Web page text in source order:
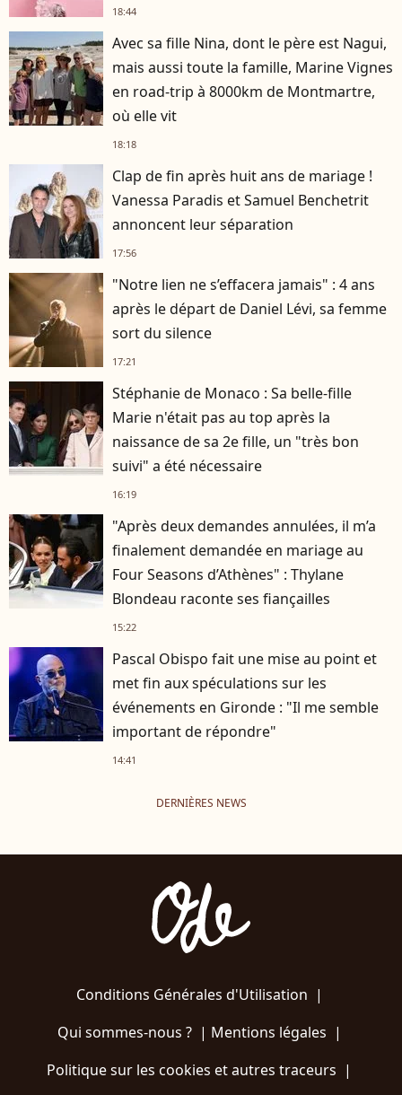
18:44
Avec sa fille Nina, dont le père est Nagui,
mais aussi toute la famille, Marine Vignes
en road-trip à 8000km de Montmartre,
où elle vit
18:18
Clap de fin après huit ans de mariage !
Vanessa Paradis et Samuel Benchetrit
annoncent leur séparation
17:56
"Notre lien ne s’effacera jamais" : 4 ans
après le départ de Daniel Lévi, sa femme
sort du silence
17:21
Stéphanie de Monaco : Sa belle-fille
Marie n'était pas au top après la
naissance de sa 2e fille, un "très bon
suivi" a été nécessaire
16:19
"Après deux demandes annulées, il m’a
finalement demandée en mariage au
Four Seasons d’Athènes" : Thylane
Blondeau raconte ses fiançailles
15:22
Pascal Obispo fait une mise au point et
met fin aux spéculations sur les
événements en Gironde : "Il me semble
important de répondre"
14:41
DERNIÈRES NEWS
Conditions Générales d'Utilisation |
Qui sommes-nous ?| Mentions légales |
Politique sur les cookies et autres traceurs |